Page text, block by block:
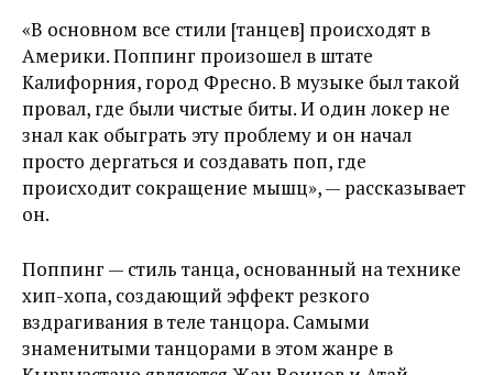
«В основном все стили [танцев] происходят в
Америки. Поппинг произошел в штате
Калифорния, город Фресно. В музыке был такой
провал, где были чистые биты. И один локер не
знал как обыграть эту проблему и он начал
просто дергаться и создавать поп, где
происходит сокращение мышц», — рассказывает
он.
Поппинг — стиль танца, основанный на технике
хип-хопа, создающий эффект резкого
вздрагивания в теле танцора. Самыми
знаменитыми танцорами в этом жанре в